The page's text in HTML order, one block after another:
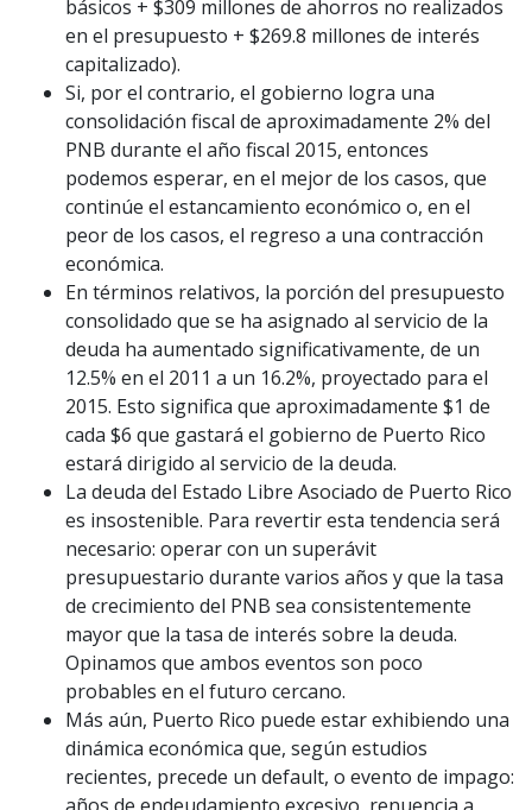
básicos + $309 millones de ahorros no realizados
en el presupuesto + $269.8 millones de interés
capitalizado).
Si, por el contrario, el gobierno logra una
consolidación fiscal de aproximadamente 2% del
PNB durante el año fiscal 2015, entonces
podemos esperar, en el mejor de los casos, que
continúe el estancamiento económico o, en el
peor de los casos, el regreso a una contracción
económica.
En términos relativos, la porción del presupuesto
consolidado que se ha asignado al servicio de la
deuda ha aumentado significativamente, de un
12.5% en el 2011 a un 16.2%, proyectado para el
2015. Esto significa que aproximadamente $1 de
cada $6 que gastará el gobierno de Puerto Rico
estará dirigido al servicio de la deuda.
La deuda del Estado Libre Asociado de Puerto Rico
es insostenible. Para revertir esta tendencia será
necesario: operar con un superávit
presupuestario durante varios años y que la tasa
de crecimiento del PNB sea consistentemente
mayor que la tasa de interés sobre la deuda.
Opinamos que ambos eventos son poco
probables en el futuro cercano.
Más aún, Puerto Rico puede estar exhibiendo una
dinámica económica que, según estudios
recientes, precede un default, o evento de impago: